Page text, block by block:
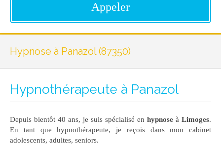
Appeler
Hypnose à Panazol (87350)
Hypnothérapeute à Panazol
Depuis bientôt 40 ans, je suis spécialisé en hypnose à Limoges.
En tant que hypnothérapeute, je reçois dans mon cabinet
adolescents, adultes, seniors.